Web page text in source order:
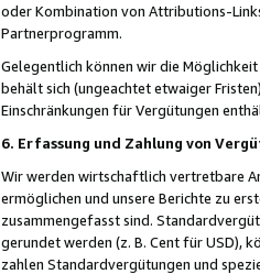
oder Kombination von Attributions-
Partnerprogramm.
Gelegentlich können wir die
behält sich (ungeachtet etwaiger
Einschränkungen für Vergütungen
6. Erfassung und Zahlung von
Wir werden wirtschaftlich vertretbare
ermöglichen und unsere Berichte zu
zusammengefasst sind.
gerundet werden (z. B. Cent für USD),
zahlen Standardvergütungen und